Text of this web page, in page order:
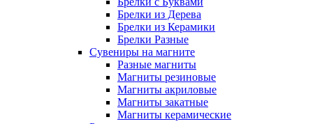
Брелки из Дерева
Брелки из Керамики
Брелки Разные
Сувениры на магните
Разные магниты
Магниты резиновые
Магниты акриловые
Магниты закатные
Магниты керамические